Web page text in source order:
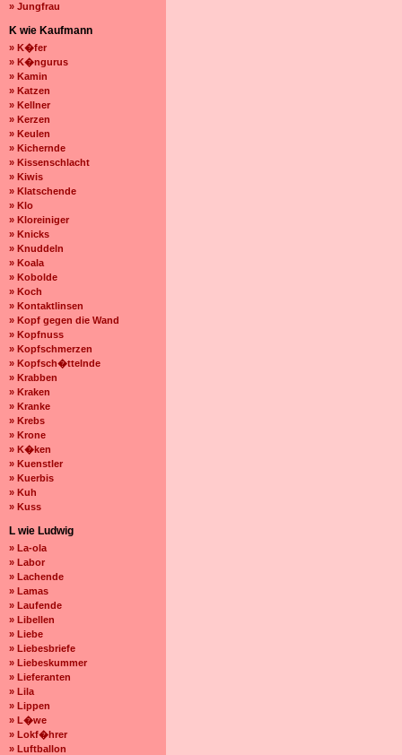
» Jungfrau
K wie Kaufmann
» K�fer
» K�ngurus
» Kamin
» Katzen
» Kellner
» Kerzen
» Keulen
» Kichernde
» Kissenschlacht
» Kiwis
» Klatschende
» Klo
» Kloreiniger
» Knicks
» Knuddeln
» Koala
» Kobolde
» Koch
» Kontaktlinsen
» Kopf gegen die Wand
» Kopfnuss
» Kopfschmerzen
» Kopfsch�ttelnde
» Krabben
» Kraken
» Kranke
» Krebs
» Krone
» K�ken
» Kuenstler
» Kuerbis
» Kuh
» Kuss
L wie Ludwig
» La-ola
» Labor
» Lachende
» Lamas
» Laufende
» Libellen
» Liebe
» Liebesbriefe
» Liebeskummer
» Lieferanten
» Lila
» Lippen
» L�we
» Lokf�hrer
» Luftballon